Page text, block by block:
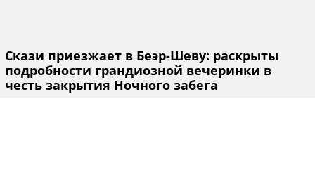
Скази приезжает в Беэр-Шеву: раскрыты
подробности грандиозной вечеринки в
честь закрытия Ночного забега